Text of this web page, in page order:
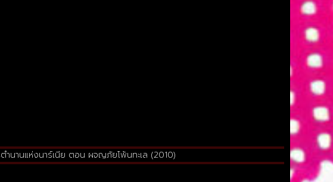
นานแห่งนาร์เนีย ตอน ผจญภัยโพ้นทะเล (2010)